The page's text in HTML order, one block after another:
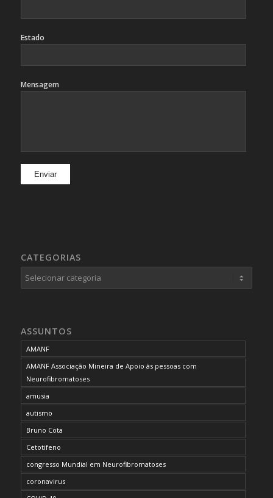
Estado
Mensagem
CATEGORIAS
Categorias
ASSUNTOS
AMANF
AMANF Associação Mineira de Apoio às pessoas com
Neurofibromatoses
amusia
autismo
Bruno Cota
Cetotifeno
congresso Mundial em Neurofibromatoses
coronavirus